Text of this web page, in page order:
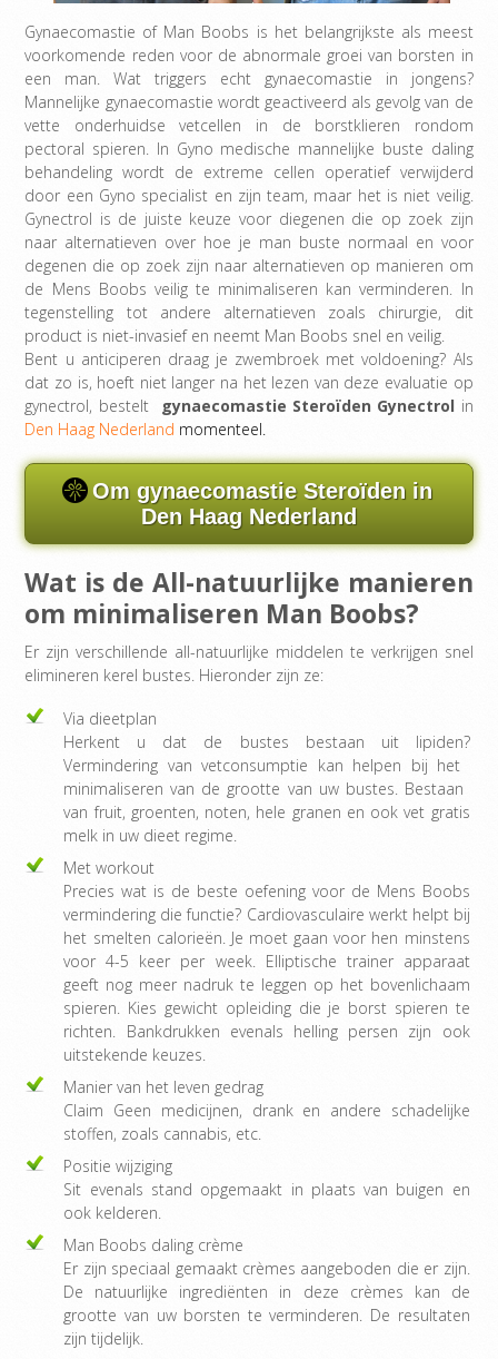
Gynaecomastie of Man Boobs is het belangrijkste als meest
voorkomende reden voor de abnormale groei van borsten in
een man. Wat triggers echt gynaecomastie in jongens?
Mannelijke gynaecomastie wordt geactiveerd als gevolg van de
vette onderhuidse vetcellen in de borstklieren rondom
pectoral spieren. In Gyno medische mannelijke buste daling
behandeling wordt de extreme cellen operatief verwijderd
door een Gyno specialist en zijn team, maar het is niet veilig.
Gynectrol is de juiste keuze voor diegenen die op zoek zijn
naar alternatieven over hoe je man buste normaal en voor
degenen die op zoek zijn naar alternatieven op manieren om
de Mens Boobs veilig te minimaliseren kan verminderen. In
tegenstelling tot andere alternatieven zoals chirurgie, dit
product is niet-invasief en neemt Man Boobs snel en veilig.
Bent u anticiperen draag je zwembroek met voldoening? Als
dat zo is, hoeft niet langer na het lezen van deze evaluatie op
gynectrol, bestelt
gynaecomastie Steroïden Gynectrol in
Den Haag Nederland momenteel.
Om gynaecomastie Steroïden in
Den Haag Nederland
Wat is de All-natuurlijke manieren
om minimaliseren Man Boobs?
Er zijn verschillende all-natuurlijke middelen te verkrijgen snel
elimineren kerel bustes. Hieronder zijn ze:
Via dieetplan
Herkent u dat de bustes bestaan ​​uit lipiden?
Vermindering van vetconsumptie kan helpen bij het ​​
minimaliseren van de grootte van uw bustes. Bestaan ​​
van fruit, groenten, noten, hele granen en ook vet gratis
melk in uw dieet regime.
Met workout
Precies wat is de beste oefening voor de Mens Boobs
vermindering die functie? Cardiovasculaire werkt helpt bij
het ​​smelten calorieën. Je moet gaan voor hen minstens
voor 4-5 keer per week. Elliptische trainer apparaat
geeft nog meer nadruk te leggen op het bovenlichaam
spieren. Kies gewicht opleiding die je borst spieren te
richten. Bankdrukken evenals helling persen zijn ook
uitstekende keuzes.
Manier van het leven gedrag
Claim Geen medicijnen, drank en andere schadelijke
stoffen, zoals cannabis, etc.
Positie wijziging
Sit evenals stand opgemaakt in plaats van buigen en
ook kelderen.
Man Boobs daling crème
Er zijn speciaal gemaakt crèmes aangeboden die er zijn.
De natuurlijke ingrediënten in deze crèmes kan de
grootte van uw borsten te verminderen. De resultaten
zijn tijdelijk.